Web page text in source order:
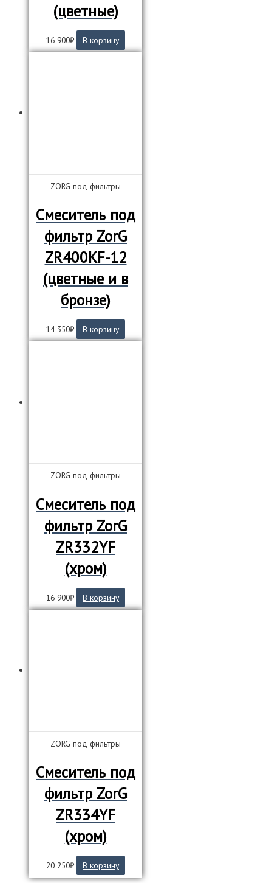
(цветные)
16 900₽ В корзину
ZORG под фильтры
Смеситель под
фильтр ZorG
ZR400KF-12
(цветные и в
бронзе)
14 350₽ В корзину
ZORG под фильтры
Смеситель под
фильтр ZorG
ZR332YF
(хром)
16 900₽ В корзину
ZORG под фильтры
Смеситель под
фильтр ZorG
ZR334YF
(хром)
20 250₽ В корзину